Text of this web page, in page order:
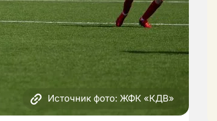
Источник фото: ЖФК «КДВ»